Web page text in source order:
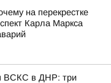
на перекрестке
Карла Маркса
ВСКС в ДНР: три